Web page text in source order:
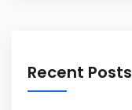
Recent Posts